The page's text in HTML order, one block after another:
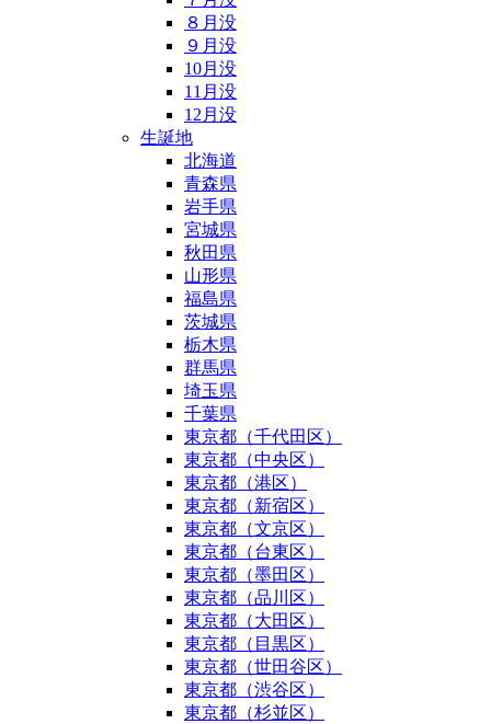
８月没
９月没
10月没
11月没
12月没
生誕地
北海道
青森県
岩手県
宮城県
秋田県
山形県
福島県
茨城県
栃木県
群馬県
埼玉県
千葉県
東京都（千代田区）
東京都（中央区）
東京都（港区）
東京都（新宿区）
東京都（文京区）
東京都（台東区）
東京都（墨田区）
東京都（品川区）
東京都（大田区）
東京都（目黒区）
東京都（世田谷区）
東京都（渋谷区）
東京都（杉並区）